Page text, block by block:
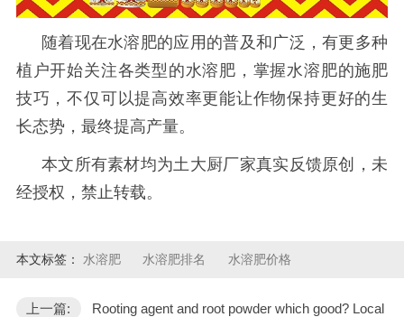
随着现在水溶肥的应用的普及和广泛，有更多种
植户开始关注各类型的水溶肥，掌握水溶肥的施肥
技巧，不仅可以提高效率更能让作物保持更好的生
长态势，最终提高产量。
本文所有素材均为土大厨厂家真实反馈原创，未
经授权，禁止转载。
本文标签： 水溶肥 水溶肥排名 水溶肥价格
上一篇:
Rooting agent and root powder which good? Local